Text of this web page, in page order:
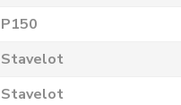
P150
Stavelot
Stavelot